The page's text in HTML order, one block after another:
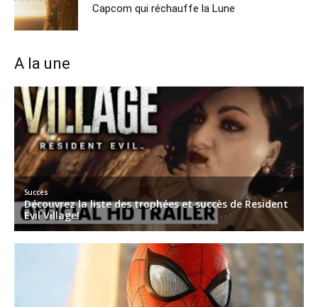
Capcom qui réchauffe la Lune
A la une